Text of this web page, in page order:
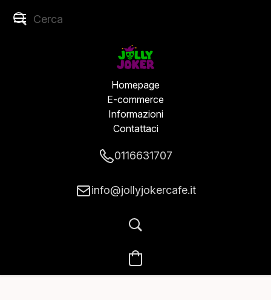
Homepage
E-commerce
Informazioni
Contattaci
0116631707
info@jollyjokercafe.it